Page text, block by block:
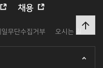
채용
무단수집거부 오시는 길